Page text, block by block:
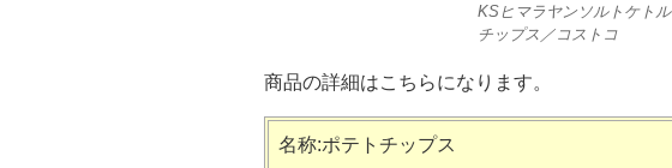
KSヒマラヤンソルトケトル
チップス／コストコ
商品の詳細はこちらになります。
名称:ポテトチップス